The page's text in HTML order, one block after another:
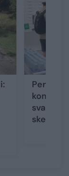
svarbi
skelbia,